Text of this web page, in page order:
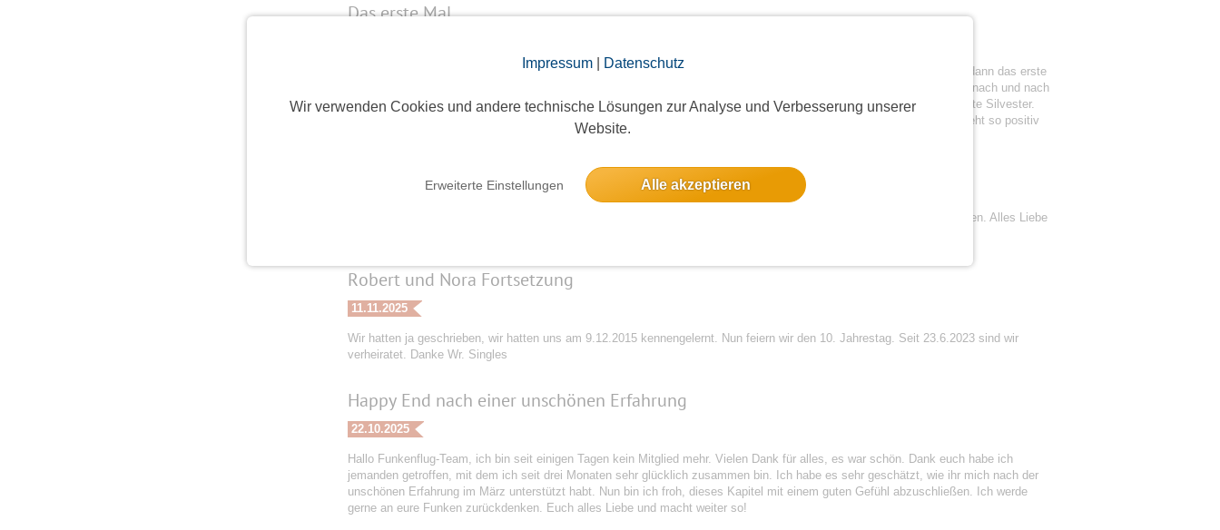
Impressum| Datenschutz
Wir verwenden Cookies und andere technische Lösungen zur Analyse und Verbesserung unserer
Website.
Erweiterte Einstellungen Alle akzeptieren
Das erste Mal...
Am 6.12.2024 haben mein Partner und ich angefangen uns über Funkenflug zu schreiben. Am 2.1.2025 haben wir uns dann das erste
Mal live getroffen und am 9.1.2025 waren wir zusammen. ... Das weitere Jahr über waren wir unzertrennlich und haben nach und nach
das Leben des anderen kennengelernt. Der erste gemeinsame Urlaub, das erste Mal gemeinsam Weihnachten, das erste Silvester.
2026 hält viel für uns bereit, denn im März ziehen wir in ein gemeinsames Häuschen. Ich hoffe die Liebesgeschichte geht so positiv
weiter. Danke, dass ihr uns zusammen gebracht habt.
Meine Geschichte ist zu komplex um hier alles zu erzählen:-) Es ist einfach nur wunderbar, dass wir uns gefunden haben. Alles Liebe
Robert und Nora Fortsetzung
11.11.2025
Wir hatten ja geschrieben, wir hatten uns am 9.12.2015 kennengelernt. Nun feiern wir den 10. Jahrestag. Seit 23.6.2023 sind wir
verheiratet. Danke Wr. Singles
Happy End nach einer unschönen Erfahrung
22.10.2025
Hallo Funkenflug-Team, ich bin seit einigen Tagen kein Mitglied mehr. Vielen Dank für alles, es war schön. Dank euch habe ich
jemanden getroffen, mit dem ich seit drei Monaten sehr glücklich zusammen bin. Ich habe es sehr geschätzt, wie ihr mich nach der
unschönen Erfahrung im März unterstützt habt. Nun bin ich froh, dieses Kapitel mit einem guten Gefühl abzuschließen. Ich werde
gerne an eure Funken zurückdenken. Euch alles Liebe und macht weiter so!